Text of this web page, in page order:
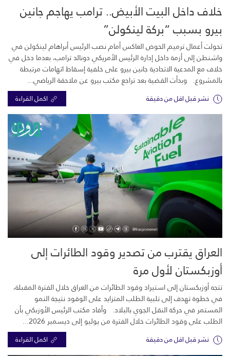
خلاف داخل البيت الأبيض.. ترامب يهاجم جانين
بيرو بسبب “بركة لينكولن”
تحولت أعمال ترميم الحوض العاكس أمام نصب الرئيس أبراهام لينكولن في
واشنطن إلى أزمة داخل إدارة الرئيس الأمريكي دونالد ترامب، بعدما دخل في
خلاف مع المدعية الاتحادية جانين بيرو على خلفية إسقاط اتهامات مرتبطة
بالمشروع. وبدأت القضية بعد تراجع مكتب بيرو عن ملاحقة الرياضي...
نشر قبل اقل من دقيقة اكمل القراءة
العراق يقترب من تصدير وقود الطائرات إلى
أوزبكستان لأول مرة
تتجه أوزبكستان إلى استيراد وقود الطائرات من العراق خلال الفترة المقبلة،
في خطوة تهدف إلى تلبية الطلب المتزايد على الوقود نتيجة النمو
المستمر في حركة النقل الجوي بالبلاد. وأفاد مكتب الرئيس الأوزبكي بأن
الطلب على وقود الطائرات خلال الفترة من يوليو إلى ديسمبر 2026...
نشر قبل اقل من دقيقة اكمل القراءة